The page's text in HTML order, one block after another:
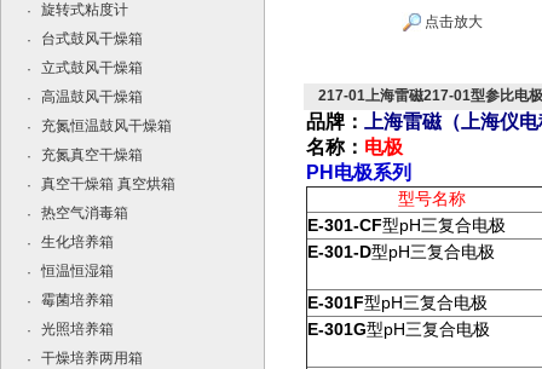
·
旋转式粘度计
·
台式鼓风干燥箱
·
立式鼓风干燥箱
·
高温鼓风干燥箱
·
充氮恒温鼓风干燥箱
·
充氮真空干燥箱
·
真空干燥箱 真空烘箱
·
热空气消毒箱
·
生化培养箱
·
恒温恒湿箱
·
霉菌培养箱
·
光照培养箱
·
干燥培养两用箱
点击放大
217-01上海雷磁217-01型参比电
品牌： 上海雷磁（ 上海仪
名称： 电极
PH电极系列
型号名称
E-301-CF型pH三复合电极
E-301-D型pH三复合电极
E-301F型pH三复合电极
E-301G型pH三复合电极